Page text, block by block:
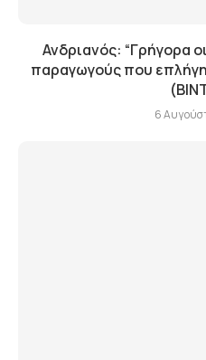
Ανδριανός: “Γρήγορα
παραγωγούς που
6